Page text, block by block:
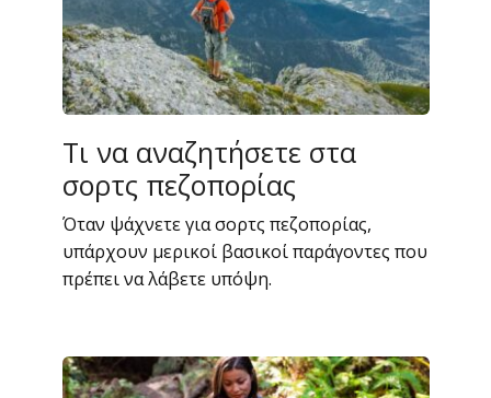
Τι να αναζητήσετε στα
σορτς πεζοπορίας
Όταν ψάχνετε για σορτς πεζοπορίας,
υπάρχουν μερικοί βασικοί παράγοντες που
πρέπει να λάβετε υπόψη.